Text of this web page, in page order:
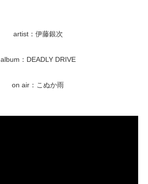
artist：伊藤銀次
album：DEADLY DRIVE
on air：こぬか雨